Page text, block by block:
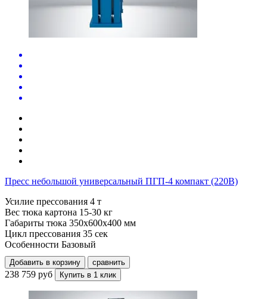
Пресс небольшой универсальный ПГП-4 компакт (220В)
Усилие прессования 4 т
Вес тюка картона 15-30 кг
Габариты тюка 350x600x400 мм
Цикл прессования 35 сек
Особенности Базовый
Добавить в корзину сравнить
238 759 руб Купить в 1 клик